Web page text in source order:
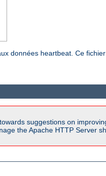
données heartbeat. Ce
suggestions on
the Apache HTTP Server